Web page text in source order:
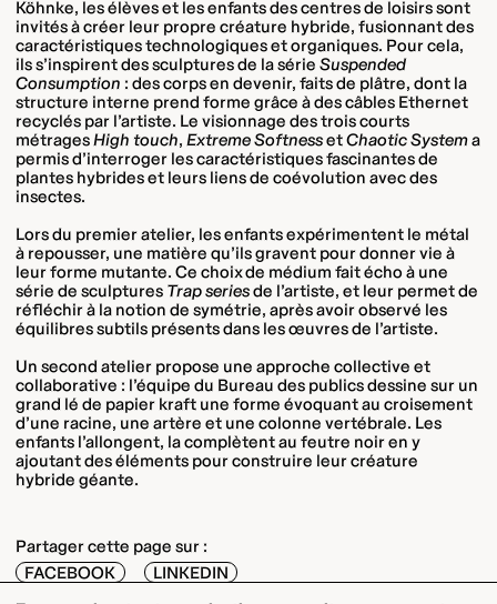
Köhnke, les élèves et les enfants des centres de loisirs sont
invités à créer leur propre créature hybride, fusionnant des
caractéristiques technologiques et organiques. Pour cela,
ils s’inspirent des sculptures de la sérieSuspended
Consumption : des corps en devenir, faits de plâtre, dont la
structure interne prend forme grâce à des câbles Ethernet
recyclés par l’artiste. Le visionnage des trois courts
métrages High touch, Extreme SoftnessetChaotic Systema
permis d’interroger les caractéristiques fascinantes de
plantes hybrides et leurs liens de coévolution avec des
insectes.
Lors du premier atelier, les enfants expérimentent le métal
à repousser, une matière qu’ils gravent pour donner vie à
leur forme mutante. Ce choix de médium fait écho à une
série de sculptures Trap seriesde l’artiste, et leur permet de
réfléchir à la notion de symétrie, après avoir observé les
équilibres subtils présents dans les œuvres de l’artiste.
Un second atelier propose une approche collective et
collaborative : l’équipe du Bureau des publics dessine sur un
grand lé de papier kraft une forme évoquant au croisement
d’une racine, une artère et une colonne vertébrale. Les
enfants l’allongent, la complètent au feutre noir en y
ajoutant des éléments pour construire leur créature
hybride géante.
Partager cette page sur :
FACEBOOK
LINKEDIN